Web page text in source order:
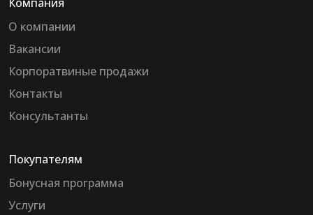
О компании
Вакансии
Корпоратвиные продажи
Контакты
Консультанты
Покупателям
Бонусная программа
Услуги